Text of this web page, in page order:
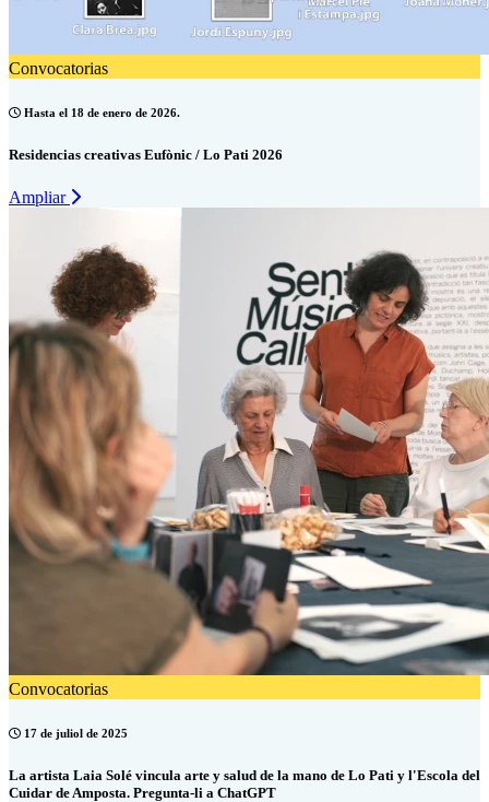
Convocatorias
Hasta el 18 de enero de 2026.
Residencias creativas Eufònic / Lo Pati 2026
Ampliar
Convocatorias
17 de juliol de 2025
La artista Laia Solé vincula arte y salud de la mano de Lo Pati y l'Escola del
Cuidar de Amposta. Pregunta-li a ChatGPT